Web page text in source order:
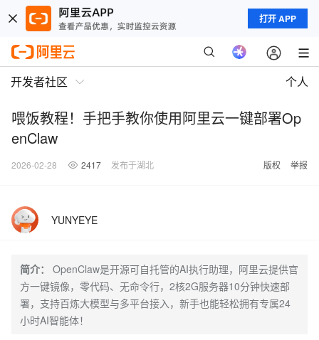
打开 APP
开发者社区 个人
喂饭教程！手把手教你使用阿里云一键部署Op
enClaw
2026-02-28 2417 发布于湖北 版权 举报
YUNYEYE
简介：
OpenClaw是开源可自托管的AI执行助理，阿里云提供官
方一键镜像，零代码、无命令行，2核2G服务器10分钟快速部
署，支持百炼大模型与多平台接入，新手也能轻松拥有专属24
小时AI智能体！